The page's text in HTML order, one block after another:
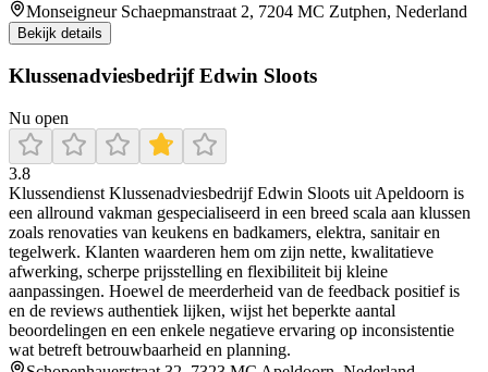
Monseigneur Schaepmanstraat 2, 7204 MC Zutphen, Nederland
Bekijk details
Klussenadviesbedrijf Edwin Sloots
Nu open
3.8
Klussendienst Klussenadviesbedrijf Edwin Sloots uit Apeldoorn is
een allround vakman gespecialiseerd in een breed scala aan klussen
zoals renovaties van keukens en badkamers, elektra, sanitair en
tegelwerk. Klanten waarderen hem om zijn nette, kwalitatieve
afwerking, scherpe prijsstelling en flexibiliteit bij kleine
aanpassingen. Hoewel de meerderheid van de feedback positief is
en de reviews authentiek lijken, wijst het beperkte aantal
beoordelingen en een enkele negatieve ervaring op inconsistentie
wat betreft betrouwbaarheid en planning.